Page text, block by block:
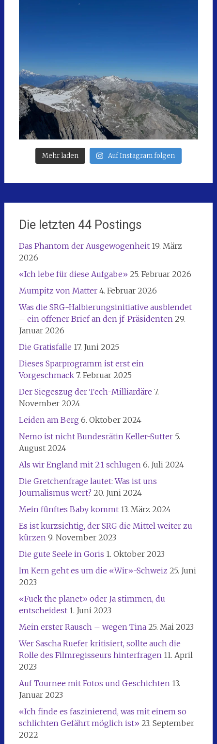
Mehr laden Auf Instagram folgen
Die letzten 44 Postings
Das Phantom der Ausgewogenheit 19. März
2026
«Ich lebe für diese Aufgabe» 25. Februar 2026
Mumpitz von Matter 4. Februar 2026
Was die SRG-Halbierungsinitiative ausblendet
– ein offener Brief an den jf-Präsidenten 29.
Januar 2026
Die Gratisfalle 17. Juni 2025
Dieses Sparprogramm ist erst ein
Vorgeschmack 7. Februar 2025
Der Siegeszug der Tech-Milliardäre 7.
November 2024
Leiden am Berg 6. Oktober 2024
Nemo ist nicht Bundesrätin Keller-Sutter 5.
August 2024
Als wir England mit 2:1 schlugen 6. Juli 2024
Die Gretchenfrage lautet: Was ist uns
Journalismus wert? 20. Juni 2024
Mein fünftes Baby kommt 13. März 2024
Es ist kurzsichtig, der SRG die Mittel weiter zu
kürzen 9. November 2023
Die gute Seele in Goris 1. Oktober 2023
Im Kern geht es um die «Wir»-Schweiz 25. Juni
2023
«Fuck the planet» oder Ja stimmen, du
entscheidest 1. Juni 2023
Mein erster Rausch – wegen Tina 25. Mai 2023
Wer Sascha Ruefer kritisiert, sollte auch die
Rolle des Filmregisseurs hinterfragen 11. April
2023
Auf Tournee mit Fotos und Geschichten 13.
Januar 2023
«Ich finde es faszinierend, was mit einem so
schlichten Gefährt möglich ist» 23. September
2022